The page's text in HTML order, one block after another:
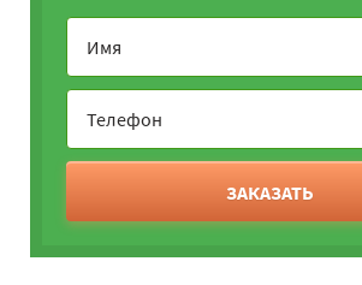
ЗАКАЗАТЬ